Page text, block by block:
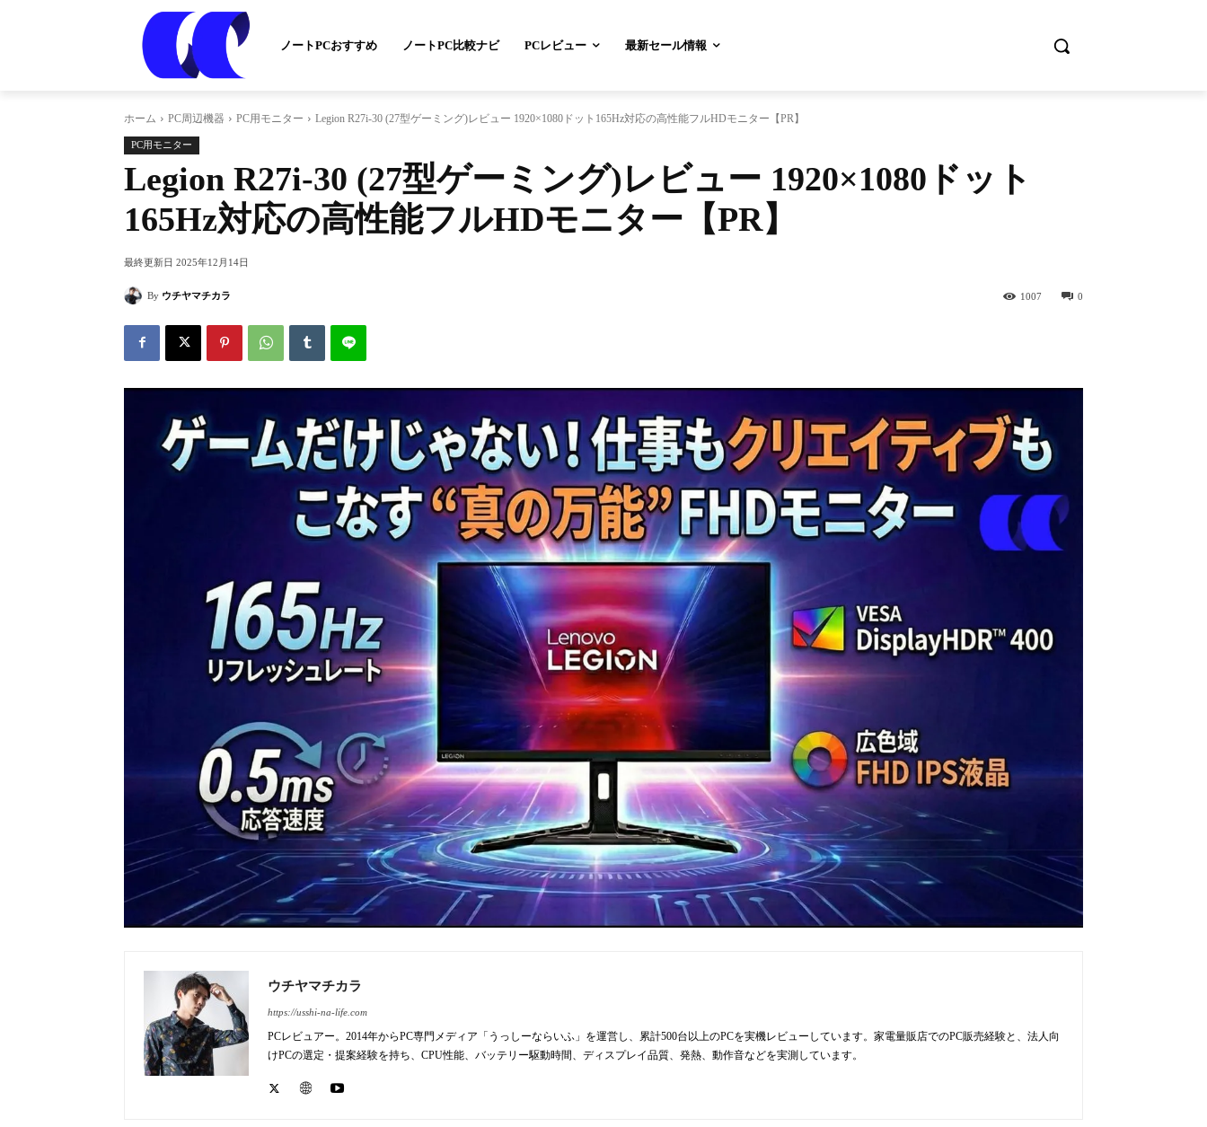
ノートPCおすすめ ノートPC比較ナビ PCレビュー 最新セール情報
ホーム PC周辺機器 PC用モニター Legion R27i-30 (27型ゲーミング)レビュー 1920×1080ドット165Hz対応の高性能フルHDモニター【PR】
PC用モニター
Legion R27i-30 (27型ゲーミング)レビュー 1920×1080ドット
165Hz対応の高性能フルHDモニター【PR】
最終更新日 2025年12月14日
By ウチヤマチカラ 0
1007
ウチヤマチカラ
https://usshi-na-life.com
PCレビュアー。2014年からPC専門メディア「うっしーならいふ」を運営し、累計500台以上のPCを実機レビューしています。家電量販店でのPC販売経験と、法人向
けPCの選定・提案経験を持ち、CPU性能、バッテリー駆動時間、ディスプレイ品質、発熱、動作音などを実測しています。